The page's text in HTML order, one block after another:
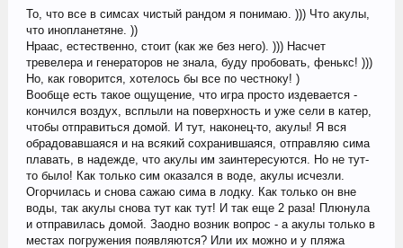
То, что все в симсах чистый рандом я понимаю. ))) Что акулы,
что инопланетяне. ))
Нраас, естественно, стоит (как же без него). ))) Насчет
тревелера и генераторов не знала, буду пробовать, фенькс! )))
Но, как говорится, хотелось бы все по честноку! )
Вообще есть такое ощущение, что игра просто издевается -
кончился воздух, всплыли на поверхность и уже сели в катер,
чтобы отправиться домой. И тут, наконец-то, акулы! Я вся
обрадовавшаяся и на всякий сохранившаяся, отправляю сима
плавать, в надежде, что акулы им заинтересуются. Но не тут-
то было! Как только сим оказался в воде, акулы исчезли.
Огорчилась и снова сажаю сима в лодку. Как только он вне
воды, так акулы снова тут как тут! И так еще 2 раза! Плюнула
и отправилась домой. Заодно возник вопрос - а акулы только в
местах погружения появляются? Или их можно и у пляжа